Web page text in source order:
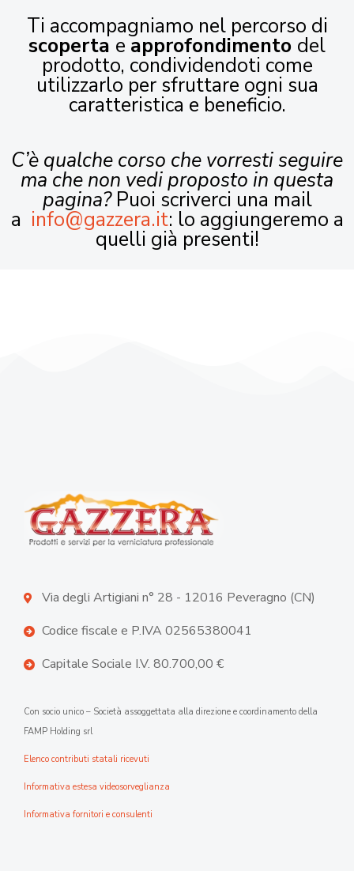
Ti accompagniamo nel percorso di
scoperta e approfondimento del
prodotto, condividendoti come
utilizzarlo per sfruttare ogni sua
caratteristica e beneficio.
C’è qualche corso che vorresti seguire
ma che non vedi proposto in questa
pagina?Puoi scriverci una mail
a info@gazzera.it: lo aggiungeremo a
quelli già presenti!
Via degli Artigiani n° 28 - 12016 Peveragno (CN)
Codice fiscale e P.IVA 02565380041
Capitale Sociale I.V. 80.700,00 €
Con socio unico – Società assoggettata alla direzione e coordinamento della
FAMP Holding srl
Elenco contributi statali ricevuti
Informativa estesa videosorveglianza
Informativa fornitori e consulenti